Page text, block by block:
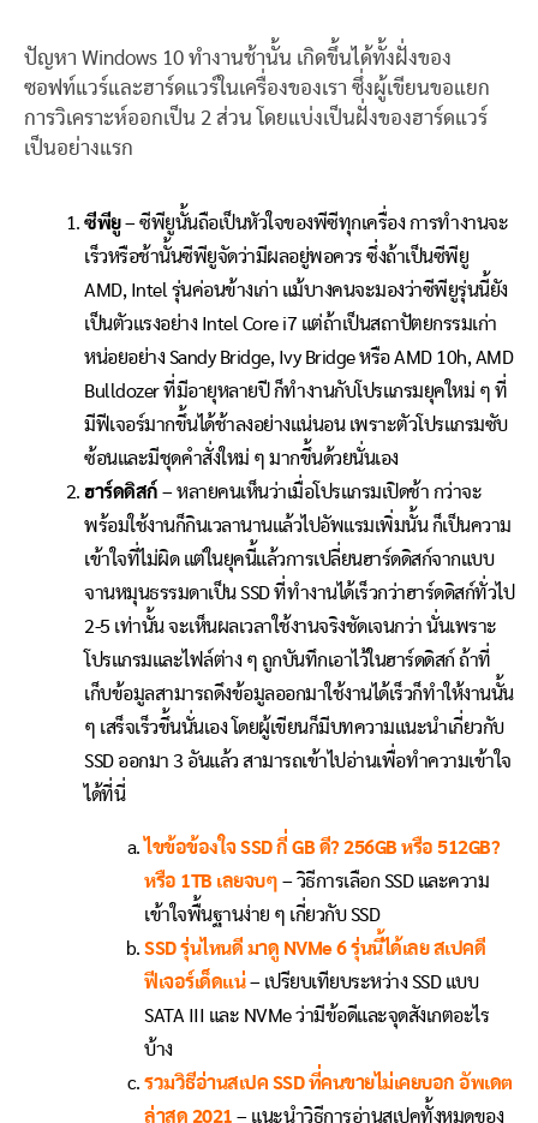
ปัญหา Windows 10 ทำงานช้านั้น เกิดขึ้นได้ทั้งฝั่งของ
ซอฟท์แวร์และฮาร์ดแวร์ในเครื่องของเรา ซึ่งผู้เขียนขอแยก
การวิเคราะห์ออกเป็น 2 ส่วน โดยแบ่งเป็นฝั่งของฮาร์ดแวร์
เป็นอย่างแรก
ซีพียู– ซีพียูนั้นถือเป็นหัวใจของพีซีทุกเครื่อง การทำงานจะ
เร็วหรือช้านั้นซีพียูจัดว่ามีผลอยู่พอควร ซึ่งถ้าเป็นซีพียู
AMD, Intel รุ่นค่อนข้างเก่า แม้บางคนจะมองว่าซีพียูรุ่นนี้ยัง
เป็นตัวแรงอย่าง Intel Core i7 แต่ถ้าเป็นสถาปัตยกรรมเก่า
หน่อยอย่าง Sandy Bridge, Ivy Bridge หรือ AMD 10h, AMD
Bulldozer ที่มีอายุหลายปี ก็ทำงานกับโปรแกรมยุคใหม่ ๆ ที่
มีฟีเจอร์มากขึ้นได้ช้าลงอย่างแน่นอน เพราะตัวโปรแกรมซับ
ซ้อนและมีชุดคำสั่งใหม่ ๆ มากขึ้นด้วยนั่นเอง
ฮาร์ดดิสก์ – หลายคนเห็นว่าเมื่อโปรแกรมเปิดช้า กว่าจะ
พร้อมใช้งานก็กินเวลานานแล้วไปอัพแรมเพิ่มนั้น ก็เป็นความ
เข้าใจที่ไม่ผิด แต่ในยุคนี้แล้วการเปลี่ยนฮาร์ดดิสก์จากแบบ
จานหมุนธรรมดาเป็น SSD ที่ทำงานได้เร็วกว่าฮาร์ดดิสก์ทั่วไป
2-5 เท่านั้น จะเห็นผลเวลาใช้งานจริงชัดเจนกว่า นั่นเพราะ
โปรแกรมและไฟล์ต่าง ๆ ถูกบันทึกเอาไว้ในฮาร์ดดิสก์ ถ้าที่
เก็บข้อมูลสามารถดึงข้อมูลออกมาใช้งานได้เร็วก็ทำให้งานนั้น
ๆ เสร็จเร็วขึ้นนั่นเอง โดยผู้เขียนก็มีบทความแนะนำเกี่ยวกับ
SSD ออกมา 3 อันแล้ว สามารถเข้าไปอ่านเพื่อทำความเข้าใจ
ได้ที่นี่
ไขข้อข้องใจ SSD กี่ GB ดี? 256GB หรือ 512GB?
หรือ 1TB เลยจบๆ – วิธีการเลือก SSD และความ
เข้าใจพื้นฐานง่าย ๆ เกี่ยวกับ SSD
SSD รุ่นไหนดี มาดู NVMe 6 รุ่นนี้ได้เลย สเปคดี
ฟีเจอร์เด็ดแน่– เปรียบเทียบระหว่าง SSD แบบ
SATA III และ NVMe ว่ามีข้อดีและจุดสังเกตอะไร
บ้าง
รวมวิธีอ่านสเปค SSD ที่คนขายไม่เคยบอก อัพเดต
ล่าสุด 2021 – แนะนำวิธีการอ่านสเปคทั้งหมดของ